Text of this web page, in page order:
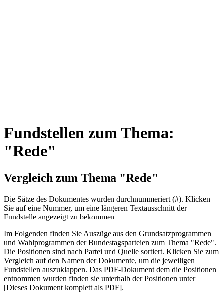
Fundstellen zum Thema:
"Rede"
Vergleich zum Thema "Rede"
Die Sätze des Dokum­entes wurden durch­nummeriert (#). Klicken
Sie auf eine Nummer, um eine längeren Textausschnitt der
Fundstelle angezeigt zu bekommen.
Im Folgenden finden Sie Auszüge aus den Grundsatz­program­men
und Wahl­program­men der Bundes­tags­parteien zum Thema "Rede".
Die Posi­tionen sind nach Partei und Quelle sortiert. Klicken Sie zum
Vergleich auf den Namen der Dokumente, um die jeweiligen
Fundstellen aus­zu­klappen. Das PDF-Dokument dem die Posi­tionen
entnommen wurden finden sie unterhalb der Positionen unter
[Dieses Dokument komplett als PDF].